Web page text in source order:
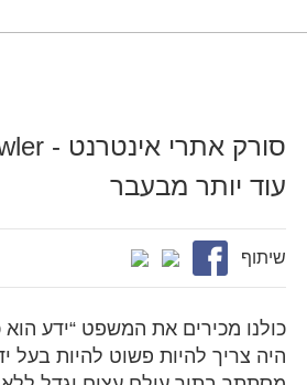
עוד יותר מבעבר
שיתוף
כולנו מכירים את המשפט “ידע
היה צריך להיות פשוט להיות בעל